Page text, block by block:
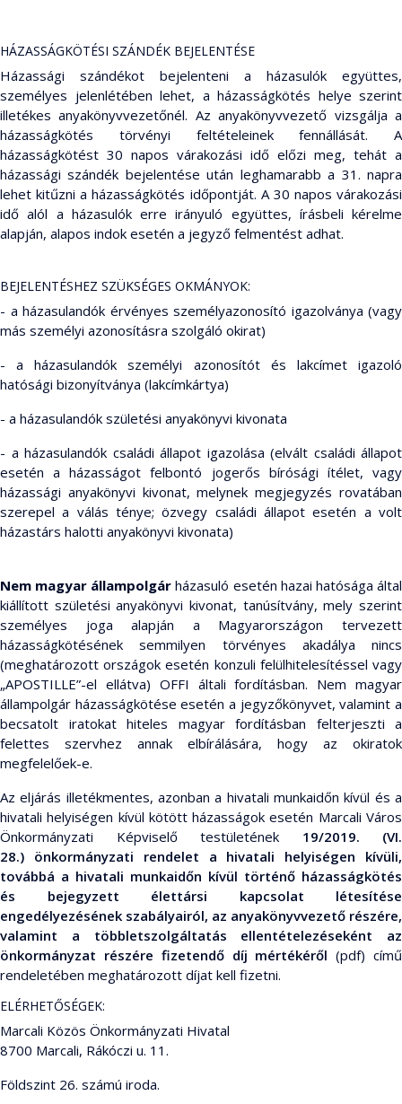
HÁZASSÁGKÖTÉSI SZÁNDÉK BEJELENTÉSE
Házassági szándékot bejelenteni a házasulók együttes,
személyes jelenlétében lehet, a házasságkötés helye szerint
illetékes anyakönyvvezetőnél. Az anyakönyvvezető vizsgálja a
házasságkötés törvényi feltételeinek fennállását. A
házasságkötést 30 napos várakozási idő előzi meg, tehát a
házassági szándék bejelentése után leghamarabb a 31. napra
lehet kitűzni a házasságkötés időpontját. A 30 napos várakozási
idő alól a házasulók erre irányuló együttes, írásbeli kérelme
alapján, alapos indok esetén a jegyző felmentést adhat.
BEJELENTÉSHEZ SZÜKSÉGES OKMÁNYOK:
- a házasulandók érvényes személyazonosító igazolványa (vagy
más személyi azonosításra szolgáló okirat)
- a házasulandók személyi azonosítót és lakcímet igazoló
hatósági bizonyítványa (lakcímkártya)
- a házasulandók születési anyakönyvi kivonata
- a házasulandók családi állapot igazolása (elvált családi állapot
esetén a házasságot felbontó jogerős bírósági ítélet, vagy
házassági anyakönyvi kivonat, melynek megjegyzés rovatában
szerepel a válás ténye; özvegy családi állapot esetén a volt
házastárs halotti anyakönyvi kivonata)
Nem magyar állampolgár házasuló esetén hazai hatósága által
kiállított születési anyakönyvi kivonat, tanúsítvány, mely szerint
személyes joga alapján a Magyarországon tervezett
házasságkötésének semmilyen törvényes akadálya nincs
(meghatározott országok esetén konzuli felülhitelesítéssel vagy
„APOSTILLE”-el ellátva) OFFI általi fordításban. Nem magyar
állampolgár házasságkötése esetén a jegyzőkönyvet, valamint a
becsatolt iratokat hiteles magyar fordításban felterjeszti a
felettes szervhez annak elbírálására, hogy az okiratok
megfelelőek-e.
Az eljárás illetékmentes, azonban a hivatali munkaidőn kívül és a
hivatali helyiségen kívül kötött házasságok esetén Marcali Város
Önkormányzati Képviselő testületének 19/2019. (VI.
28.) önkormányzati rendelet a hivatali helyiségen kívüli,
továbbá a hivatali munkaidőn kívül történő házasságkötés
és bejegyzett élettársi kapcsolat létesítése
engedélyezésének szabályairól, az anyakönyvvezető részére,
valamint a többletszolgáltatás ellentételezéseként az
önkormányzat részére fizetendő díj mértékéről (pdf) című
rendeletében meghatározott díjat kell fizetni.
ELÉRHETŐSÉGEK:
Marcali Közös Önkormányzati Hivatal
8700 Marcali, Rákóczi u. 11.
Földszint 26. számú iroda.